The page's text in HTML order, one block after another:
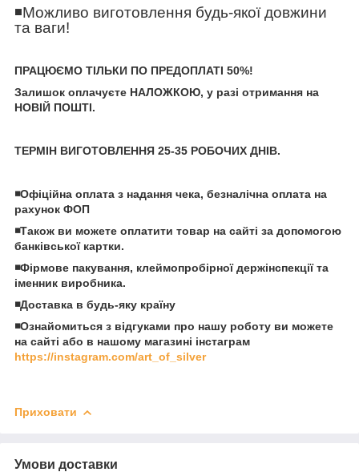
◾️Можливо виготовлення будь-якої довжини
та ваги!
ПРАЦЮЄМО ТІЛЬКИ ПО ПРЕДОПЛАТІ 50%!
Залишок оплачуєте НАЛОЖКОЮ, у разі отримання на
НОВІЙ ПОШТІ.
ТЕРМІН ВИГОТОВЛЕННЯ 25-35 РОБОЧИХ ДНІВ.
◾️Офіційна оплата з надання чека, безналічна оплата на
рахунок ФОП
◾️Також ви можете оплатити товар на сайті за допомогою
банківської картки.
◾️Фірмове пакування, клеймопробірної держінспекції та
іменник виробника.
◾️Доставка в будь-яку країну
◾️Ознайомиться з відгуками про нашу роботу ви можете
на сайті або в нашому магазині інстаграм
https://instagram.com/art_of_silver
Приховати
Умови доставки